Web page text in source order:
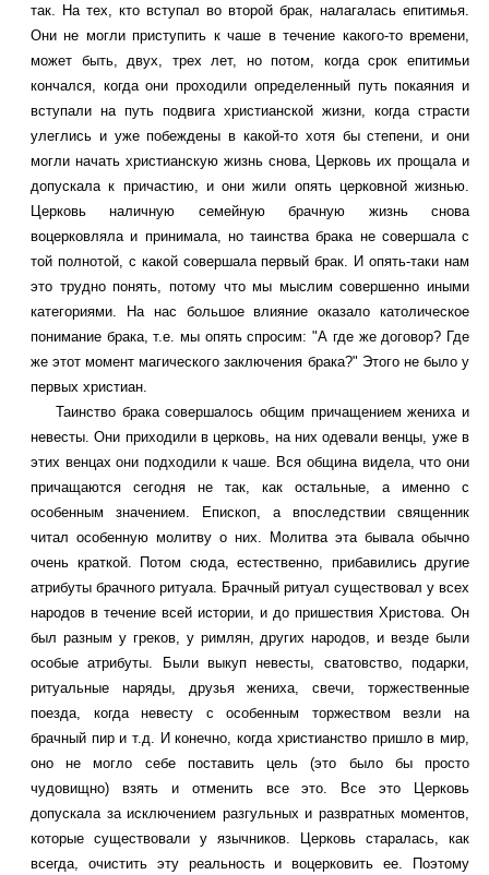
так. На тех, кто вступал во второй брак, налагалась епитимья.
Они не могли приступить к чаше в течение какого-то времени,
может быть, двух, трех лет, но потом, когда срок епитимьи
кончался, когда они проходили определенный путь покаяния и
вступали на путь подвига христианской жизни, когда страсти
улеглись и уже побеждены в какой-то хотя бы степени, и они
могли начать христианскую жизнь снова, Церковь их прощала и
допускала к причастию, и они жили опять церковной жизнью.
Церковь наличную семейную брачную жизнь снова
воцерковляла и принимала, но таинства брака не совершала с
той полнотой, с какой совершала первый брак. И опять-таки нам
это трудно понять, потому что мы мыслим совершенно иными
категориями. На нас большое влияние оказало католическое
понимание брака, т.е. мы опять спросим: "А где же договор? Где
же этот момент магического заключения брака?" Этого не было у
первых христиан.
Таинство брака совершалось общим причащением жениха и
невесты. Они приходили в церковь, на них одевали венцы, уже в
этих венцах они подходили к чаше. Вся община видела, что они
причащаются сегодня не так, как остальные, а именно с
особенным значением. Епископ, а впоследствии священник
читал особенную молитву о них. Молитва эта бывала обычно
очень краткой. Потом сюда, естественно, прибавились другие
атрибуты брачного ритуала. Брачный ритуал существовал у всех
народов в течение всей истории, и до пришествия Христова. Он
был разным у греков, у римлян, других народов, и везде были
особые атрибуты. Были выкуп невесты, сватовство, подарки,
ритуальные наряды, друзья жениха, свечи, торжественные
поезда, когда невесту с особенным торжеством везли на
брачный пир и т.д. И конечно, когда христианство пришло в мир,
оно не могло себе поставить цель (это было бы просто
чудовищно) взять и отменить все это. Все это Церковь
допускала за исключением разгульных и развратных моментов,
которые существовали у язычников. Церковь старалась, как
всегда, очистить эту реальность и воцерковить ее. Поэтому